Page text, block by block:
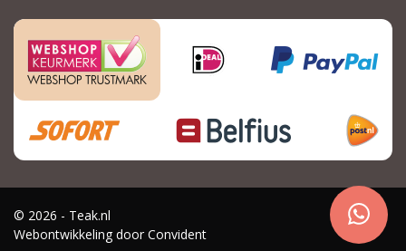
© 2026 - Teak.nl
Webontwikkeling door Convident